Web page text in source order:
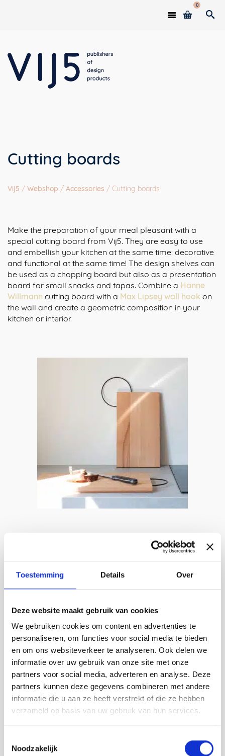
Toestemming Details Over
Deze website maakt gebruik van cookies
We gebruiken cookies om content en advertenties te
personaliseren, om functies voor social media te bieden
en om ons websiteverkeer te analyseren. Ook delen we
informatie over uw gebruik van onze site met onze
partners voor social media, adverteren en analyse. Deze
partners kunnen deze gegevens combineren met andere
informatie die u aan ze heeft verstrekt of die ze hebben
verzameld op basis van uw gebruik van hun services.
Noodzakelijk
0
Cutting boards
Vij5 / Webshop / Accessories / Cutting boards
Make the preparation of your meal pleasant with a
special cutting board from Vij5. They are easy to use
and embellish your kitchen at the same time: decorative
and functional at the same time! The design shelves can
be used as a chopping board but also as a presentation
board for small snacks and tapas. Combine a Hanne
Willmann cutting board with a Max Lipsey wall hook on
the wall and create a geometric composition in your
kitchen or interior.
grapeseed oil
by Hanne Willmann
€39,00 - €89,00Prijsklasse:
€ 39,00
tot
€ 89,00
ORDER HERE
product
heeft
meerdere
variaties.
Deze
optie
kan
Search in webshop
Search